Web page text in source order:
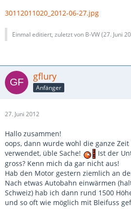
30112011020_2012-06-27.jpg
Einmal editiert, zuletzt von B-VW (27. Juni
gflury
Anfänger
27. Juni 2012
Hallo zusammen!
oops, dann wurde wohl die ganze
verwendet, üble Sache!
Ist der
gross? Kenn mich da gar nicht aus!
Hab den Motor gestern ziemlich an
Nach etwas Autobahn einwärmen
Schweiz) hab ich dann rund 1500
und so oft wie möglich mit Bleifuss